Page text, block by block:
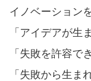
イノベーション
「アイデアが生
「失敗を許容で
「失敗から生ま